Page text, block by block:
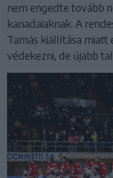
nem engedte tovább
kanadaiaknak. A
Tamás kiállítása
védekezni, de újabb